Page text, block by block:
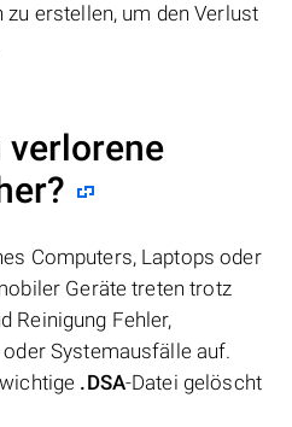
zu erstellen, um den Verlust
verlorene
Computers, Laptops oder
Geräte treten trotz
Reinigung Fehler,
Systemausfälle auf.
.DSA-Datei gelöscht